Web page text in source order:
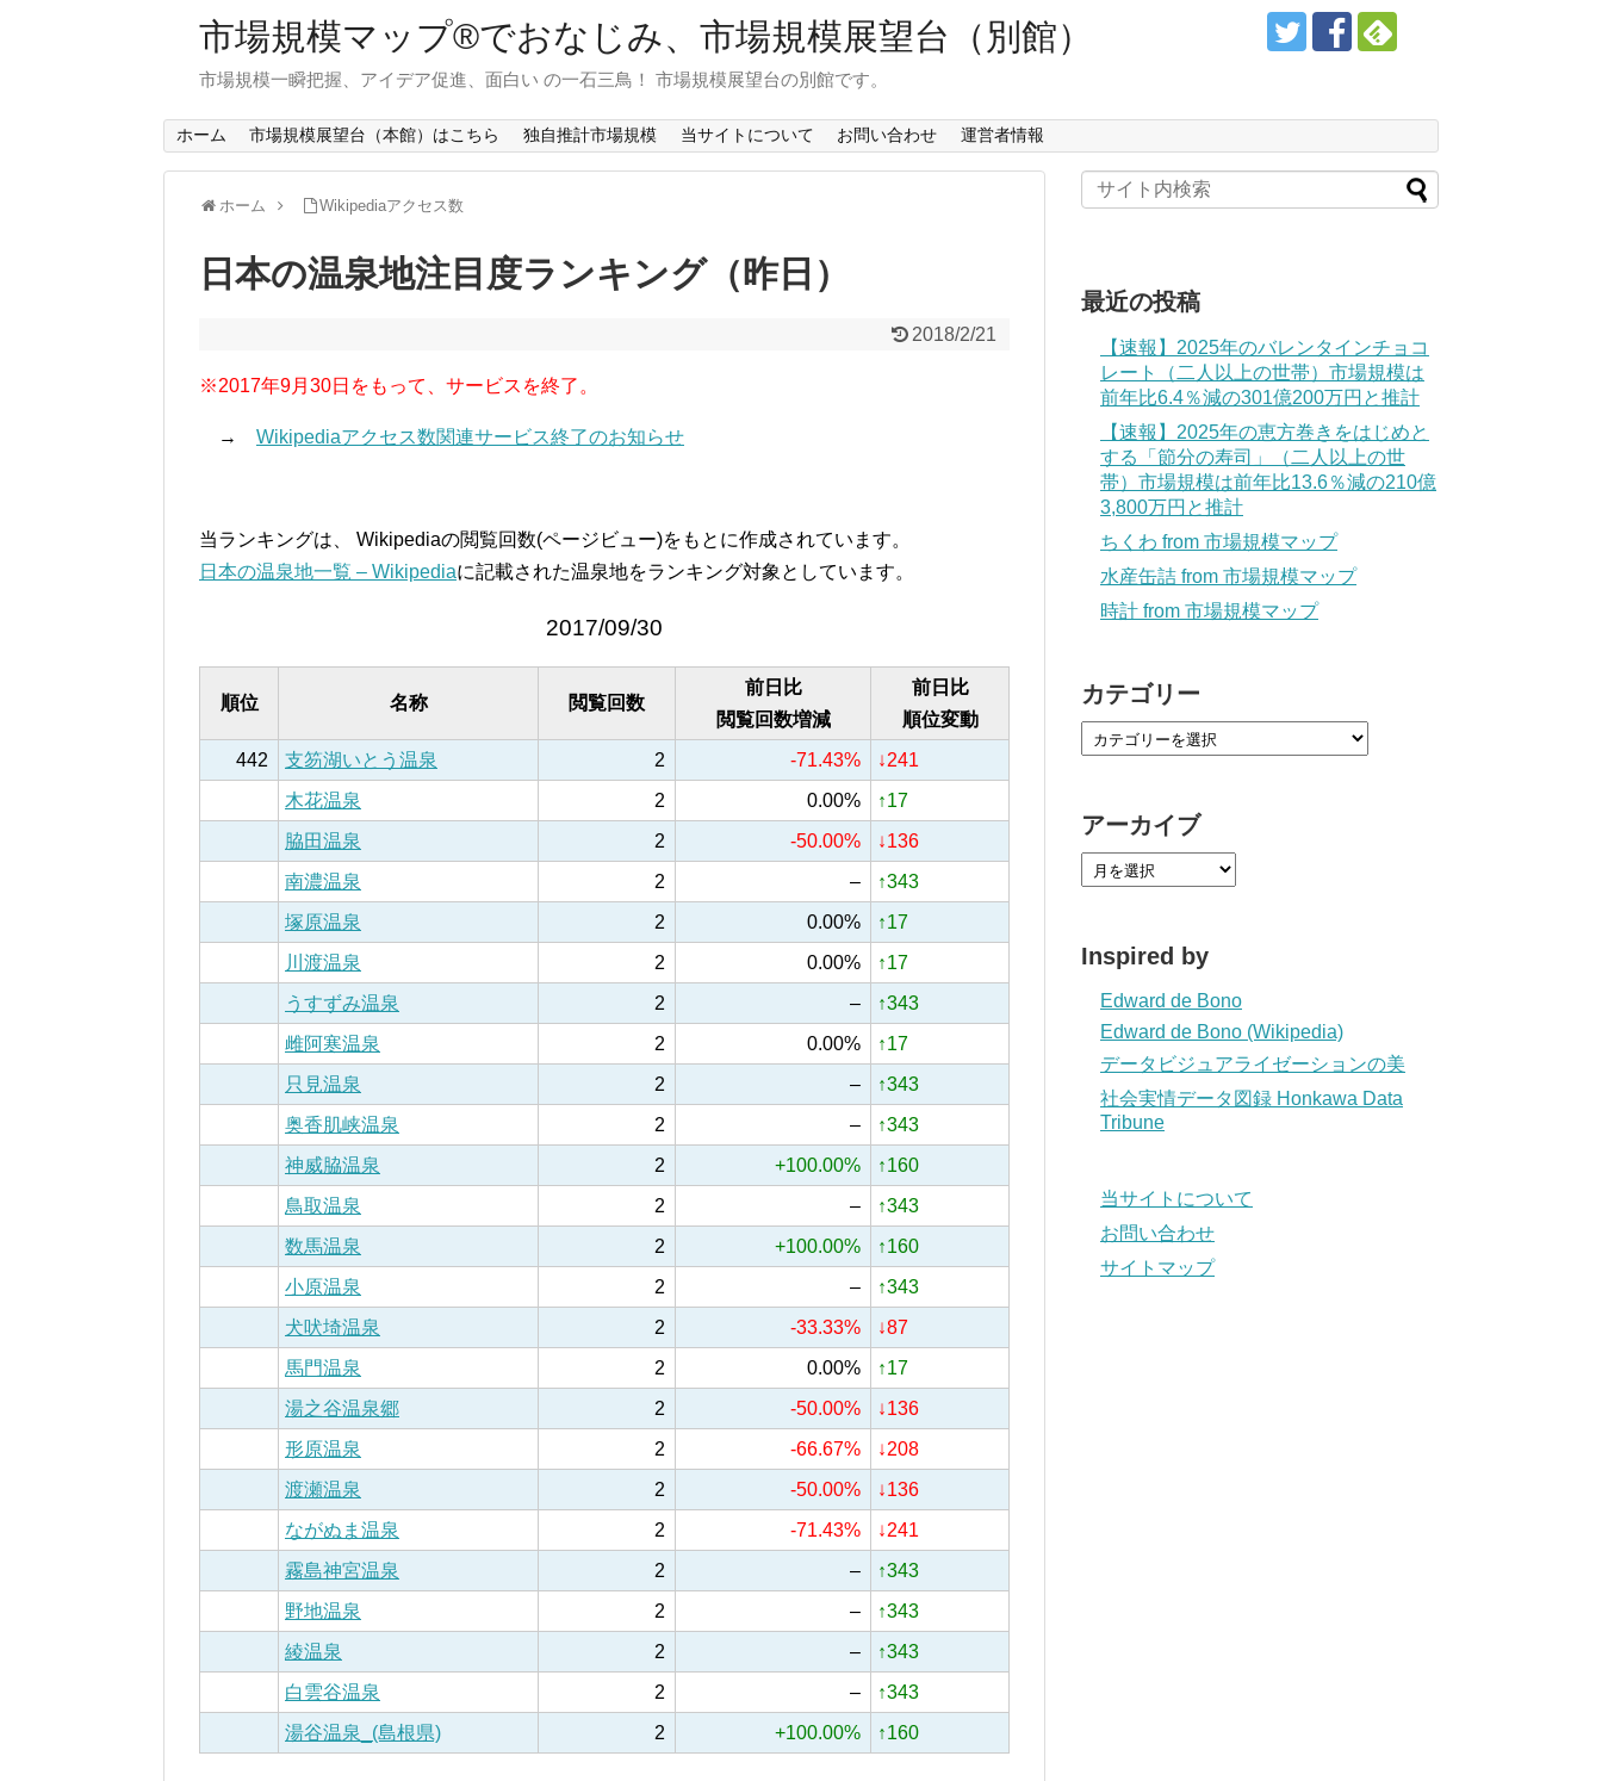
市場規模マップ®でおなじみ、市場規模展望台（別館）
市場規模一瞬把握、アイデア促進、面白い の一石三鳥！ 市場規模展望台の別館です。
ホーム 市場規模展望台（本館）はこちら 独自推計市場規模 当サイトについて お問い合わせ 運営者情報
ホーム Wikipediaアクセス数
日本の温泉地注目度ランキング（昨日）
2018/2/21
※2017年9月30日をもって、サービスを終了。
→ Wikipediaアクセス数関連サービス終了のお知らせ
当ランキングは、 Wikipediaの閲覧回数(ページビュー)をもとに作成されています。
日本の温泉地一覧 – Wikipediaに記載された温泉地をランキング対象としています。
2017/09/30
順位 名称 閲覧回数
前日比
閲覧回数増減
前日比
順位変動
442
支笏湖いとう温泉 2 -71.43%
↓241
木花温泉
2 0.00%
↑17
脇田温泉
2 -50.00%
↓136
南濃温泉
2 –
↑343
塚原温泉
2 0.00%
↑17
川渡温泉
2 0.00%
↑17
うすずみ温泉
2 –
↑343
雌阿寒温泉
2 0.00%
↑17
只見温泉
2 –
↑343
奥香肌峡温泉
2 –
↑343
神威脇温泉
2 +100.00%
↑160
鳥取温泉
2 –
↑343
数馬温泉
2 +100.00%
↑160
小原温泉
2 –
↑343
犬吠埼温泉
2 -33.33%
↓87
馬門温泉
2 0.00%
↑17
湯之谷温泉郷
2 -50.00%
↓136
形原温泉
2 -66.67%
↓208
渡瀬温泉
2 -50.00%
↓136
ながぬま温泉
2 -71.43%
↓241
霧島神宮温泉
2 –
↑343
野地温泉
2 –
↑343
綾温泉
2 –
↑343
白雲谷温泉
2 –
↑343
湯谷温泉_(島根県)
2 +100.00% ↑160
最近の投稿
【速報】2025年のバレンタインチョコ
レート（二人以上の世帯）市場規模は
前年比6.4％減の301億200万円と推計
【速報】2025年の恵方巻きをはじめと
する「節分の寿司」（二人以上の世
帯）市場規模は前年比13.6％減の210億
3,800万円と推計
ちくわ from 市場規模マップ
水産缶詰 from 市場規模マップ
時計 from 市場規模マップ
カテゴリー
アーカイブ
Inspired by
Edward de Bono
Edward de Bono (Wikipedia)
データビジュアライゼーションの美
社会実情データ図録 Honkawa Data
Tribune
当サイトについて
お問い合わせ
サイトマップ